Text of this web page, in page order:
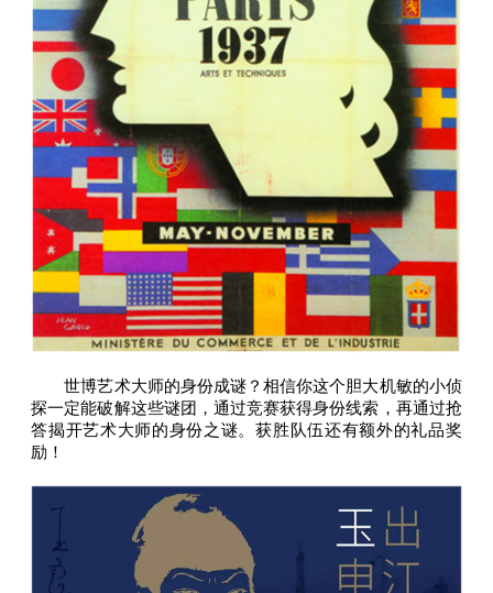
世博艺术大师的身份成谜？相信你这个胆大机敏的小侦
探一定能破解这些谜团，通过竞赛获得身份线索，再通过抢
答揭开艺术大师的身份之谜。获胜队伍还有额外的礼品奖
励！